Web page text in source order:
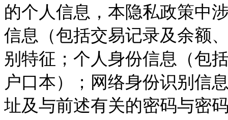
的个人信息，本隐私政策中
信息（包括交易记录及余额
别特征；个人身份信息（包
户口本）；网络身份识别信
址及与前述有关的密码与密